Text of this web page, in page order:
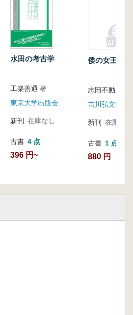
水田の考古学
工楽善通 著
東京大学出版会
新刊 在庫なし
古書 4 点
396 円~
倭の女王
志田不動麿
吉川弘文館
新刊 在庫なし
古書 1 点
880 円